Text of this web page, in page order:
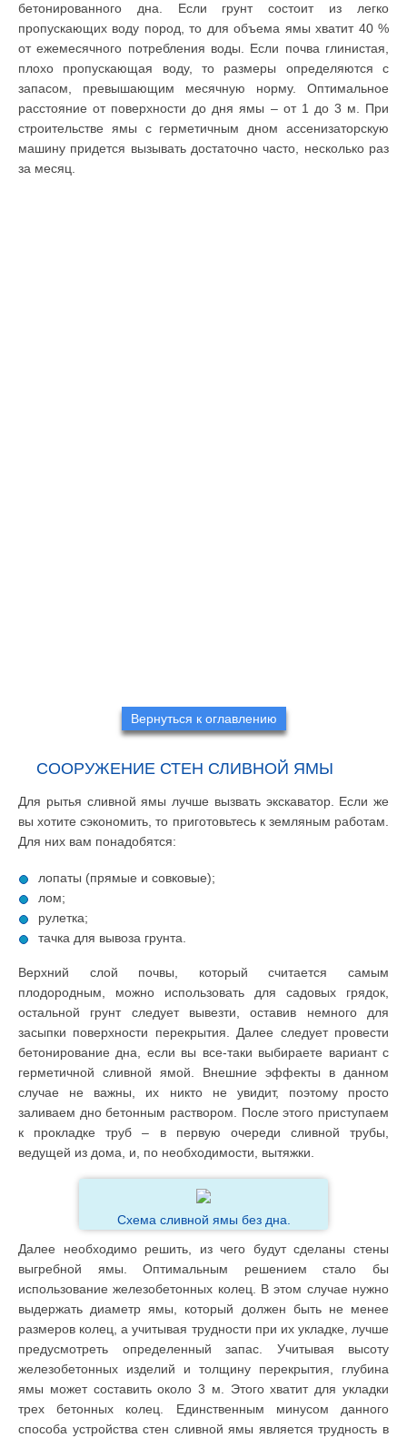
бетонированного дна. Если грунт состоит из легко
пропускающих воду пород, то для объема ямы хватит 40 %
от ежемесячного потребления воды. Если почва глинистая,
плохо пропускающая воду, то размеры определяются с
запасом, превышающим месячную норму. Оптимальное
расстояние от поверхности до дня ямы – от 1 до 3 м. При
строительстве ямы с герметичным дном ассенизаторскую
машину придется вызывать достаточно часто, несколько раз
за месяц.
Вернуться к оглавлению
СООРУЖЕНИЕ СТЕН СЛИВНОЙ ЯМЫ
Для рытья сливной ямы лучше вызвать экскаватор. Если же
вы хотите сэкономить, то приготовьтесь к земляным работам.
Для них вам понадобятся:
лопаты (прямые и совковые);
лом;
рулетка;
тачка для вывоза грунта.
Верхний слой почвы, который считается самым
плодородным, можно использовать для садовых грядок,
остальной грунт следует вывезти, оставив немного для
засыпки поверхности перекрытия. Далее следует провести
бетонирование дна, если вы все-таки выбираете вариант с
герметичной сливной ямой. Внешние эффекты в данном
случае не важны, их никто не увидит, поэтому просто
заливаем дно бетонным раствором. После этого приступаем
к прокладке труб – в первую очереди сливной трубы,
ведущей из дома, и, по необходимости, вытяжки.
Схема сливной ямы без дна.
Далее необходимо решить, из чего будут сделаны стены
выгребной ямы. Оптимальным решением стало бы
использование железобетонных колец. В этом случае нужно
выдержать диаметр ямы, который должен быть не менее
размеров колец, а учитывая трудности при их укладке, лучше
предусмотреть определенный запас. Учитывая высоту
железобетонных изделий и толщину перекрытия, глубина
ямы может составить около 3 м. Этого хватит для укладки
трех бетонных колец. Единственным минусом данного
способа устройства стен сливной ямы является трудность в